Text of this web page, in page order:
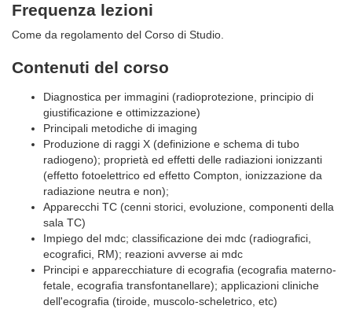
Frequenza lezioni
Come da regolamento del Corso di Studio.
Contenuti del corso
Diagnostica per immagini (radioprotezione, principio di
giustificazione e ottimizzazione)
Principali metodiche di imaging
Produzione di raggi X (definizione e schema di tubo
radiogeno); proprietà ed effetti delle radiazioni ionizzanti
(effetto fotoelettrico ed effetto Compton, ionizzazione da
radiazione neutra e non);
Apparecchi TC (cenni storici, evoluzione, componenti della
sala TC)
Impiego del mdc; classificazione dei mdc (radiografici,
ecografici, RM); reazioni avverse ai mdc
Principi e apparecchiature di ecografia (ecografia materno-
fetale, ecografia transfontanellare); applicazioni cliniche
dell'ecografia (tiroide, muscolo-scheletrico, etc)